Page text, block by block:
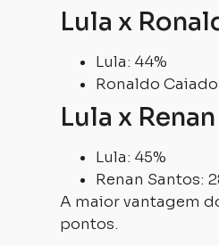
Lula x
Lula: 44%
Ronaldo
Lula x
Lula: 45%
Renan Santos:
A maior vantagem
pontos.